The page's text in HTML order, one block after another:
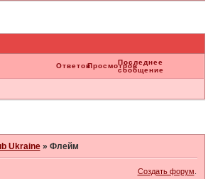
ОтветовПросмотровПоследнее
сообщение
Ukraine » Флейм
Создать форум